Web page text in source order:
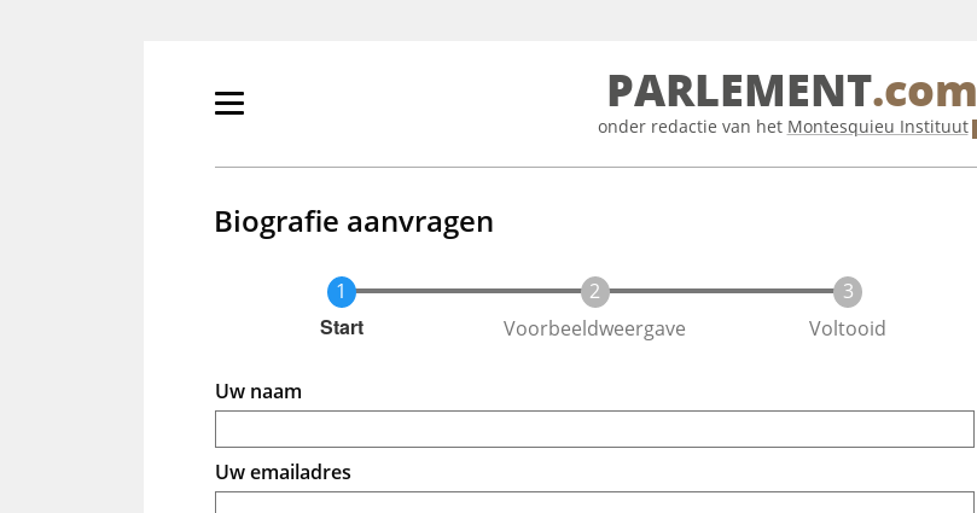
Primair
tonen/verbergen
PARLEMENT.com
onder redactie van het Montesquieu Instituut
Biografie aanvragen
Huidige
Start Voorbeeldweergave Voltooid
Uw naam
Uw emailadres